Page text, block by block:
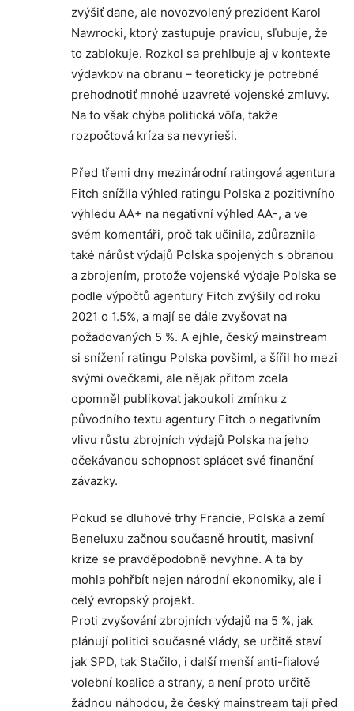
zvýšiť dane, ale novozvolený prezident Karol
Nawrocki, ktorý zastupuje pravicu, sľubuje, že
to zablokuje. Rozkol sa prehlbuje aj v kontexte
výdavkov na obranu – teoreticky je potrebné
prehodnotiť mnohé uzavreté vojenské zmluvy.
Na to však chýba politická vôľa, takže
rozpočtová kríza sa nevyrieši.
Před třemi dny mezinárodní ratingová agentura
Fitch snížila výhled ratingu Polska z pozitivního
výhledu AA+ na negativní výhled AA-, a ve
svém komentáři, proč tak učinila, zdůraznila
také nárůst výdajů Polska spojených s obranou
a zbrojením, protože vojenské výdaje Polska se
podle výpočtů agentury Fitch zvýšily od roku
2021 o 1.5%, a mají se dále zvyšovat na
požadovaných 5 %. A ejhle, český mainstream
si snížení ratingu Polska povšiml, a šířil ho mezi
svými ovečkami, ale nějak přitom zcela
opomněl publikovat jakoukoli zmínku z
původního textu agentury Fitch o negativním
vlivu růstu zbrojních výdajů Polska na jeho
očekávanou schopnost splácet své finanční
závazky.
Pokud se dluhové trhy Francie, Polska a zemí
Beneluxu začnou současně hroutit, masivní
krize se pravděpodobně nevyhne. A ta by
mohla pohřbít nejen národní ekonomiky, ale i
celý evropský projekt.
Proti zvyšování zbrojních výdajů na 5 %, jak
plánují politici současné vlády, se určitě staví
jak SPD, tak Stačilo, i další menší anti-fialové
volební koalice a strany, a není proto určitě
žádnou náhodou, že český mainstream tají před